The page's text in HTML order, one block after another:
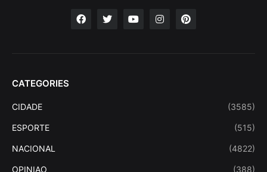
CATEGORIES
CIDADE (3585)
ESPORTE (515)
NACIONAL (4822)
OPINIAO (388)